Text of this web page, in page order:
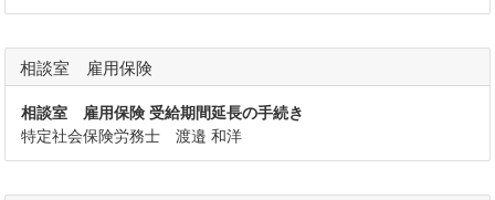
相談室 雇用保険
相談室 雇用保険 受給期間延長の手続き
特定社会保険労務士 渡邉 和洋